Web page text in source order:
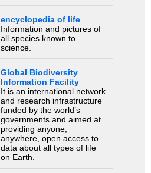
encyclopedia of life
Information and pictures of
all species known to
science.
Global Biodiversity
Information Facility
It is an international network
and research infrastructure
funded by the world’s
governments and aimed at
providing anyone,
anywhere, open access to
data about all types of life
on Earth.